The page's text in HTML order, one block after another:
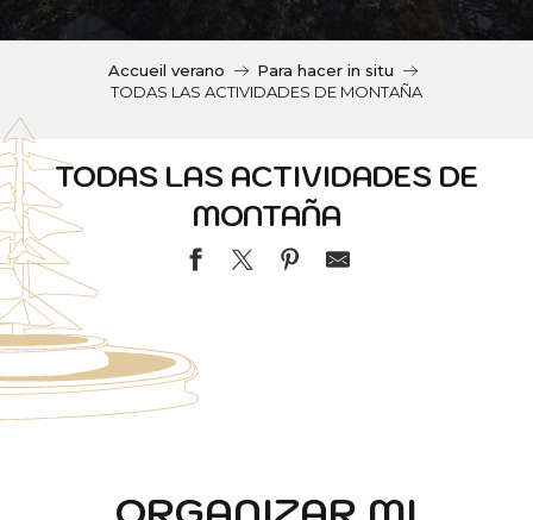
i
l
Accueil verano
Para hacer in situ
TODAS LAS ACTIVIDADES DE MONTAÑA
TODAS LAS ACTIVIDADES DE
MONTAÑA
MOUNTAGNA PARC - MINI GOLF